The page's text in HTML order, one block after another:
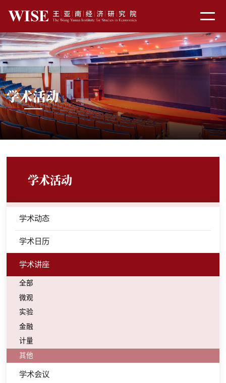
学术活动
学术活动
学术动态
学术日历
学术讲座
全部
微观
实验
金融
计量
其他
学术会议